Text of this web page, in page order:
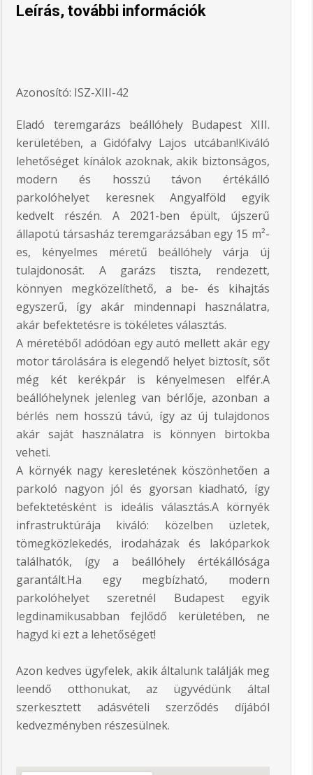
Leírás, további információk
Azonosító: ISZ-XIII-42
Eladó teremgarázs beállóhely Budapest XIII.
kerületében, a Gidófalvy Lajos utcában!Kiváló
lehetőséget kínálok azoknak, akik biztonságos,
modern és hosszú távon értékálló
parkolóhelyet keresnek Angyalföld egyik
kedvelt részén. A 2021-ben épült, újszerű
állapotú társasház teremgarázsában egy 15 m²-
es, kényelmes méretű beállóhely várja új
tulajdonosát. A garázs tiszta, rendezett,
könnyen megközelíthető, a be- és kihajtás
egyszerű, így akár mindennapi használatra,
akár befektetésre is tökéletes választás.
A méretéből adódóan egy autó mellett akár egy
motor tárolására is elegendő helyet biztosít, sőt
még két kerékpár is kényelmesen elfér.A
beállóhelynek jelenleg van bérlője, azonban a
bérlés nem hosszú távú, így az új tulajdonos
akár saját használatra is könnyen birtokba
veheti.
A környék nagy keresletének köszönhetően a
parkoló nagyon jól és gyorsan kiadható, így
befektetésként is ideális választás.A környék
infrastruktúrája kiváló: közelben üzletek,
tömegközlekedés, irodaházak és lakóparkok
találhatók, így a beállóhely értékállósága
garantált.Ha egy megbízható, modern
parkolóhelyet szeretnél Budapest egyik
legdinamikusabban fejlődő kerületében, ne
hagyd ki ezt a lehetőséget!
Azon kedves ügyfelek, akik általunk találják meg
leendő otthonukat, az ügyvédünk által
szerkesztett adásvételi szerződés díjából
kedvezményben részesülnek.